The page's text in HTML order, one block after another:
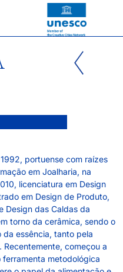
portuense com raízes
em Joalharia, na
licenciatura em Design
em Design de Produto,
Design das Caldas da
torno da cerâmica, sendo o
essência, tanto pela
começou a
metodológica